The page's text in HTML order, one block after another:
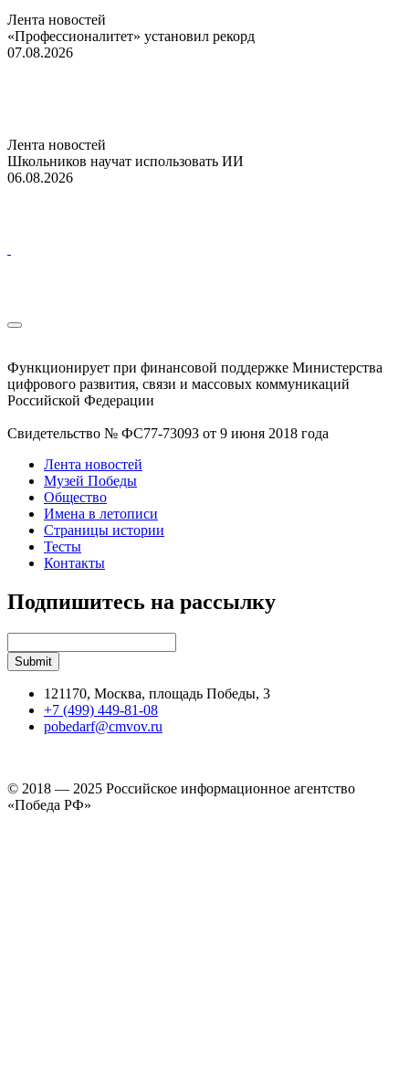
Лента новостей
«Профессионалитет» установил рекорд
07.08.2026
Лента новостей
Школьников научат использовать ИИ
06.08.2026
Функционирует при финансовой поддержке Министерства
цифрового развития, связи и массовых коммуникаций
Российской Федерации
Свидетельство № ФС77-73093 от 9 июня 2018 года
Лента новостей
Музей Победы
Общество
Имена в летописи
Страницы истории
Тесты
Контакты
Подпишитесь на рассылку
121170, Москва, площадь Победы, 3
+7 (499) 449-81-08
pobedarf@cmvov.ru
© 2018 — 2025 Российское информационное агентство
«Победа РФ»